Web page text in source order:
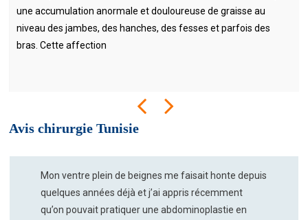
une accumulation anormale et douloureuse de graisse au
niveau des jambes, des hanches, des fesses et parfois des
bras. Cette affection
Avis chirurgie Tunisie
Mon ventre plein de beignes me faisait honte depuis
quelques années déjà et j’ai appris récemment
qu’on pouvait pratiquer une abdominoplastie en